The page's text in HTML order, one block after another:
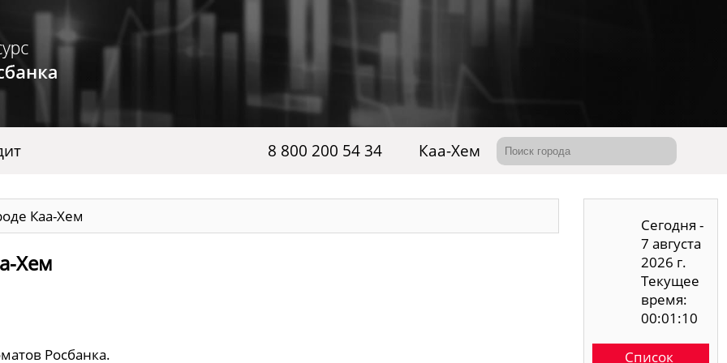
8 800 200 54 34 Каа-Хем
Каа-Хем
Хем
Росбанка.
Сегодня -
7 августа
2026 г.
Текущее
время:
00:01:10
Список